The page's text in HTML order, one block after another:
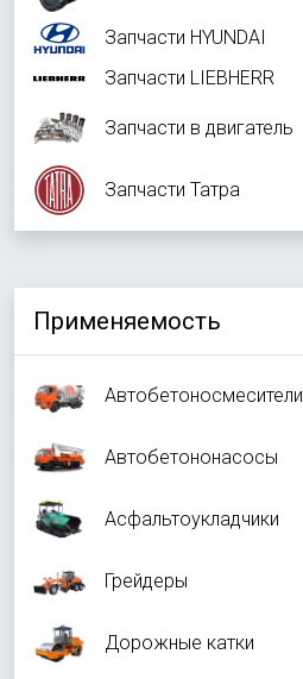
Запчасти HYUNDAI
Запчасти LIEBHERR
Запчасти в двигатель
Запчасти Татра
Применяемость
Автобетоносмесители
Автобетононасосы
Асфальтоукладчики
Грейдеры
Дорожные катки